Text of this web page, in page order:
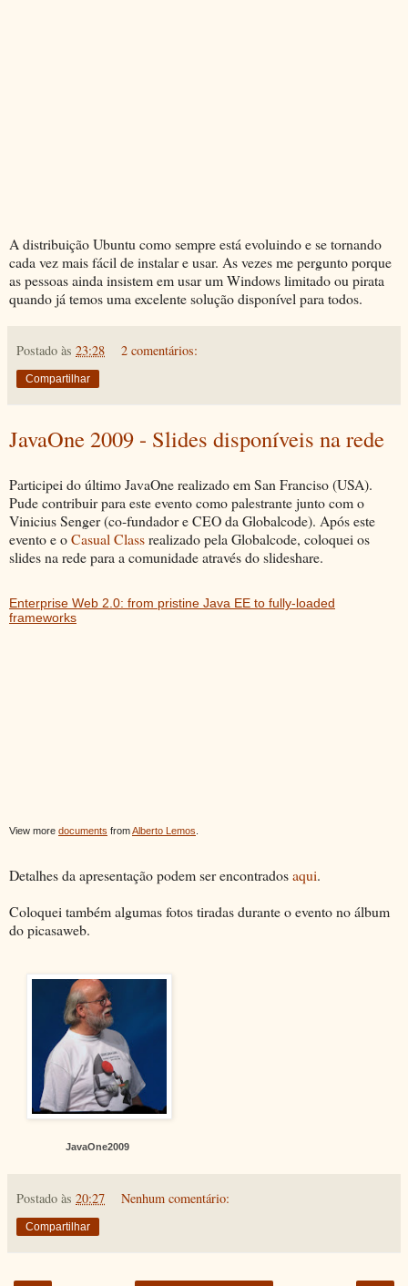
A distribuição Ubuntu como sempre está evoluindo e se tornando
cada vez mais fácil de instalar e usar. As vezes me pergunto porque
as pessoas ainda insistem em usar um Windows limitado ou pirata
quando já temos uma excelente solução disponível para todos.
Postado às 23:28 2 comentários:
Compartilhar
JavaOne 2009 - Slides disponíveis na rede
Participei do último JavaOne realizado em San Franciso (USA).
Pude contribuir para este evento como palestrante junto com o
Vinicius Senger (co-fundador e CEO da Globalcode). Após este
evento e oCasual Classrealizado pela Globalcode, coloquei os
slides na rede para a comunidade através do slideshare.
Enterprise Web 2.0: from pristine Java EE to fully-loaded
frameworks
View more documents fromAlberto Lemos
Detalhes da apresentação podem ser encontradosaqui.
Coloquei também algumas fotos tiradas durante o evento no álbum
do picasaweb.
JavaOne2009
Postado às 20:27 Nenhum comentário:
Compartilhar